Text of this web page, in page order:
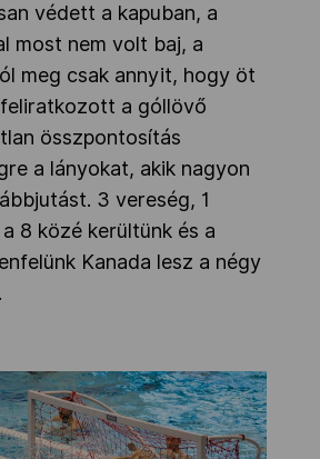
védett a kapuban, a
most nem volt baj, a
meg csak annyit, hogy öt
a góllövő
összpontosítás
a lányokat, akik nagyon
3 vereség, 1
8 közé kerültünk és a
Kanada lesz a négy